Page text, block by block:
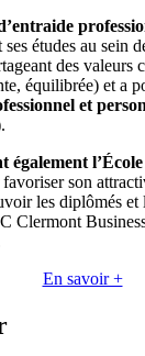
études au sein
des valeurs
équilibrée) et a
et
également
son
les diplômés et
Clermont
En savoir +